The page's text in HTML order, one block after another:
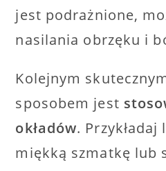
jest podrażnione,
nasilania obrzęku i
Kolejnym
sposobem jest
okładów.
miękką szmatkę lub